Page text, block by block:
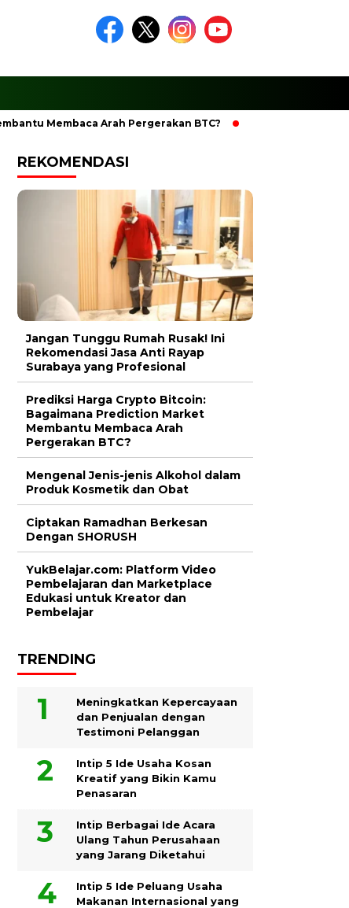
Arah Pergerakan BTC? Ciptakan Ramadhan
REKOMENDASI
Jangan Tunggu Rumah Rusak! Ini
Rekomendasi Jasa Anti Rayap
Surabaya yang Profesional
Prediksi Harga Crypto Bitcoin:
Bagaimana Prediction Market
Membantu Membaca Arah
Pergerakan BTC?
Mengenal Jenis-jenis Alkohol dalam
Produk Kosmetik dan Obat
Ciptakan Ramadhan Berkesan
Dengan SHORUSH
YukBelajar.com: Platform Video
Pembelajaran dan Marketplace
Edukasi untuk Kreator dan
Pembelajar
TRENDING
Meningkatkan Kepercayaan
dan Penjualan dengan
Testimoni Pelanggan
Intip 5 Ide Usaha Kosan
Kreatif yang Bikin Kamu
Penasaran
Intip Berbagai Ide Acara
Ulang Tahun Perusahaan
yang Jarang Diketahui
Intip 5 Ide Peluang Usaha
Makanan Internasional yang